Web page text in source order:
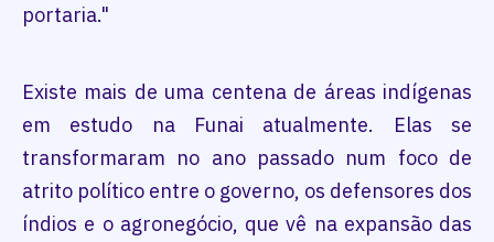
portaria."
Existe mais de uma centena de áreas indígenas
em estudo na Funai atualmente. Elas se
transformaram no ano passado num foco de
atrito político entre o governo, os defensores dos
índios e o agronegócio, que vê na expansão das